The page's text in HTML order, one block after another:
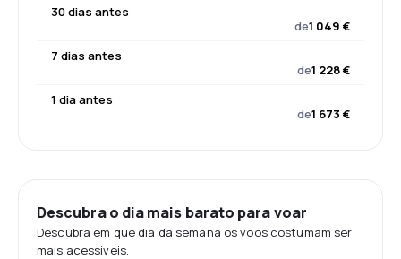
30 dias antes
de1 049 €
7 dias antes
de1 228 €
1 dia antes
de1 673 €
Descubra o dia mais barato para voar
Descubra em que dia da semana os voos costumam ser
mais acessíveis.